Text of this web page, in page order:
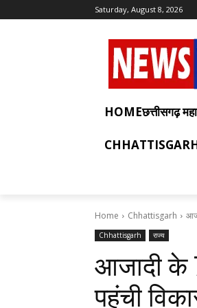
Saturday, August 8, 2026
HOMEछत्तीसगढ़
Home Chhattisgarh
Chhattisgarh राज्य
आजादी के
पहुंची